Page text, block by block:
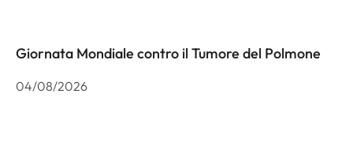
Giornata Mondiale contro il Tumore del Polmone
04/08/2026